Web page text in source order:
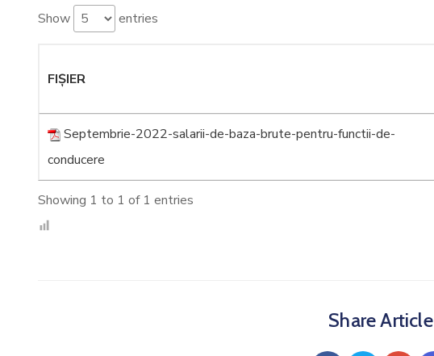
Show entries
FIȘIER
Septembrie-2022-salarii-de-baza-brute-pentru-functii-de-
conducere
Showing 1 to 1 of 1 entries
Share Article